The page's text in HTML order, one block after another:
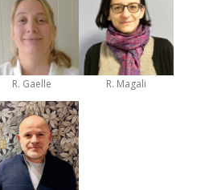
R. Gaelle R. Magali